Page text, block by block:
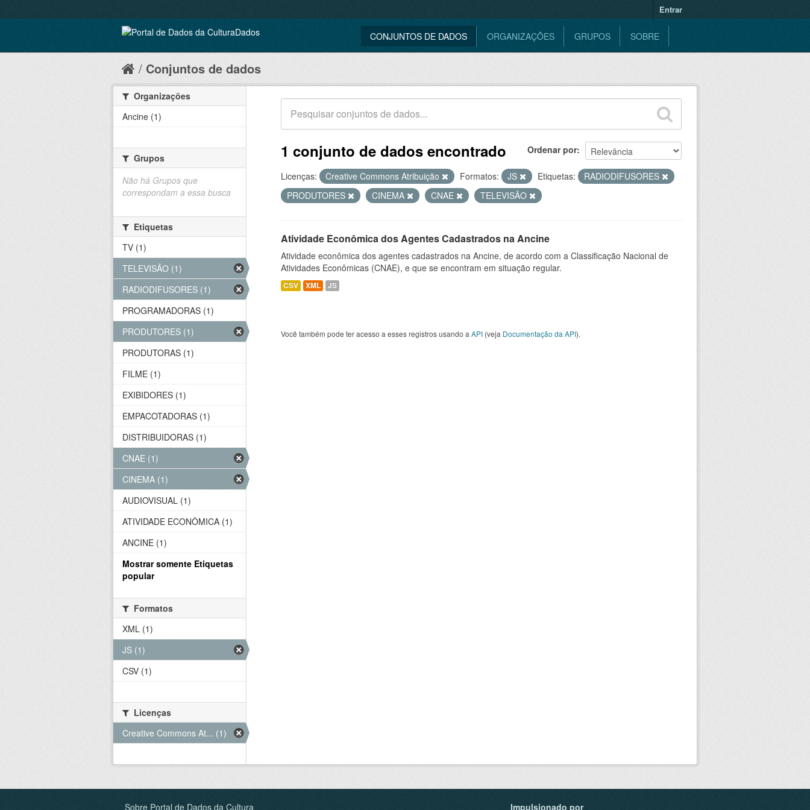
Entrar
CONJUNTOS DE DADOS ORGANIZAÇÕES GRUPOS SOBRE
Conjuntos de dados
Ordenar por
1 conjunto de dados encontrado
Licenças: Creative Commons Atribuição Formatos: JS Etiquetas:
RADIODIFUSORES
PRODUTORES
CINEMA CNAE TELEVISÃO
Atividade Econômica dos Agentes Cadastrados na Ancine
Atividade econômica dos agentes cadastrados na Ancine, de acordo com a Classificação Nacional de
Atividades Econômicas (CNAE), e que se encontram em situação regular.
CSV XML JS
Você também pode ter acesso a esses registros usando a API (veja Documentação da API).
Organizações
Ancine (1)
Grupos
Não há Grupos que
correspondam a essa busca
Etiquetas
TV (1)
TELEVISÃO (1)
RADIODIFUSORES (1)
PROGRAMADORAS (1)
PRODUTORES (1)
PRODUTORAS (1)
FILME (1)
EXIBIDORES (1)
EMPACOTADORAS (1)
DISTRIBUIDORAS (1)
CNAE (1)
CINEMA (1)
AUDIOVISUAL (1)
ATIVIDADE ECONÔMICA (1)
ANCINE (1)
Mostrar somente Etiquetas
popular
Formatos
XML (1)
JS (1)
CSV (1)
Licenças
Creative Commons At... (1)
Sobre Portal de Dados da Cultura Impulsionado por